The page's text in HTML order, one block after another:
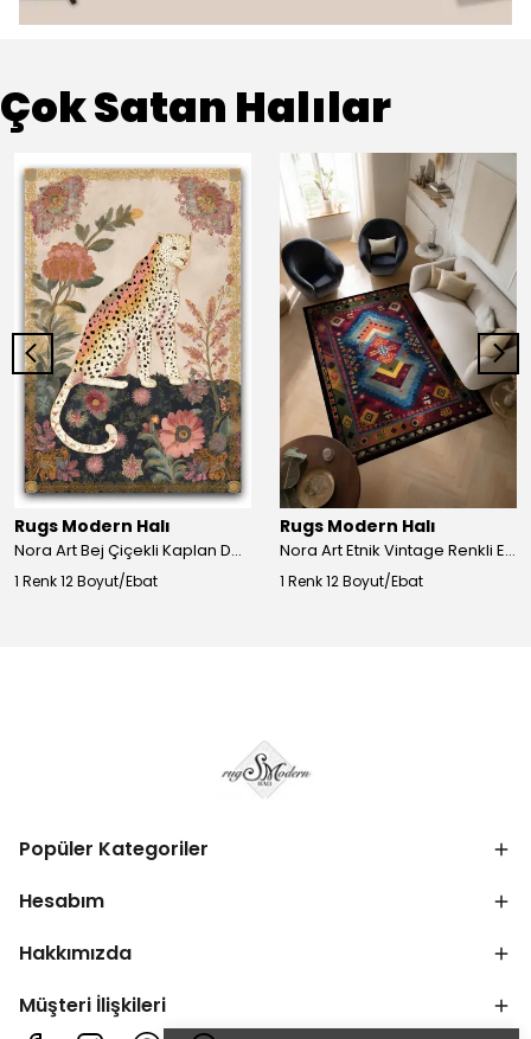
Çok Satan Halılar
Rugs Modern Halı
Nora Art Bej Çiçekli Kaplan Desenli Dokuma Taban Dekoratif Salon Halısı 61
1 Renk 12 Boyut/Ebat
Rugs Modern Halı
Nora Art Etnik Vintage Renkli Eskitme Dokuma Taban Dekoratif Salon Halısı 63
1 Renk 12 Boyut/Ebat
Popüler Kategoriler
Hesabım
Hakkımızda
Müşteri İlişkileri